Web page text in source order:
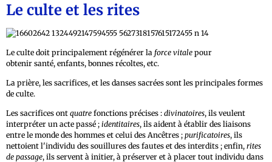
Le culte et les rites
Le culte doit principalement régénérer la force vitale pour
obtenir santé, enfants, bonnes récoltes, etc.
La prière, les sacrifices, et les danses sacrées sont les principales formes
de culte.
Les sacrifices ont quatre fonctions précises : divinatoires, ils veulent
interpréter un acte passé ; identitaires, ils aident à établir des liaisons
entre le monde des hommes et celui des Ancêtres ; purificatoires, ils
nettoient l'individu des souillures des fautes et des interdits ; enfin, rites
de passage, ils servent à initier, à préserver et à placer tout individu dans